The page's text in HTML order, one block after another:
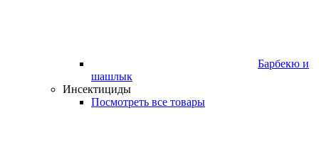
Барбекю и
шашлык
Инсектициды
Посмотреть все товары